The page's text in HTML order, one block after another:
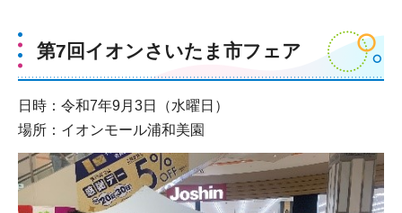
第7回イオンさいたま市フェア
日時：令和7年9月3日（水曜日）
場所：イオンモール浦和美園